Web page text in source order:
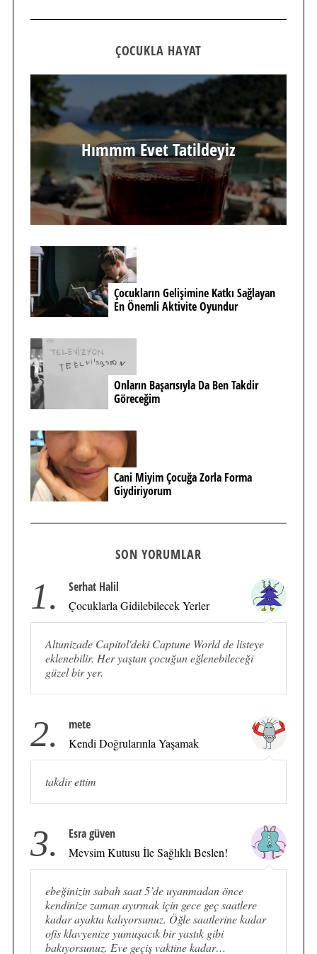
ÇOCUKLA HAYAT
Hımmm Evet Tatildeyiz
Çocukların Gelişimine Katkı Sağlayan
En Önemli Aktivite Oyundur
Onların Başarısıyla Da Ben Takdir
Göreceğim
Cani Miyim Çocuğa Zorla Forma
Giydiriyorum
SON YORUMLAR
1. Serhat Halil
Çocuklarla Gidilebilecek Yerler
Altunizade Capitol'deki Captune World de listeye
eklenebilir. Her yaştan çocuğun eğlenebileceği
güzel bir yer.
2. mete
Kendi Doğrularınla Yaşamak
takdir ettim
3. Esra güven
Mevsim Kutusu İle Sağlıklı Beslen!
ebeğinizin sabah saat 5’de uyanmadan önce
kendinize zaman ayırmak için gece geç saatlere
kadar ayakta kalıyorsunuz. Öğle saatlerine kadar
ofis klavyenize yumuşacık bir yastık gibi
bakıyorsunuz. Eve geçiş vaktine kadar…